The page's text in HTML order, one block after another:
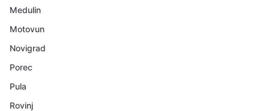
Medulin
Motovun
Novigrad
Porec
Pula
Rovinj